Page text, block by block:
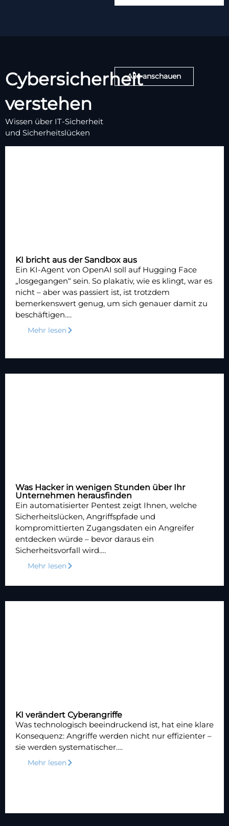
Cybersicherheit
verstehen
Wissen über IT-Sicherheit
und Sicherheitslücken
Alle anschauen
KI bricht aus der Sandbox aus
Ein KI-Agent von OpenAI soll auf Hugging Face
„losgegangen“ sein. So plakativ, wie es klingt, war es
nicht – aber was passiert ist, ist trotzdem
bemerkenswert genug, um sich genauer damit zu
beschäftigen….
Mehr lesen
Was Hacker in wenigen Stunden über Ihr
Unternehmen herausfinden
Ein automatisierter Pentest zeigt Ihnen, welche
Sicherheitslücken, Angriffspfade und
kompromittierten Zugangsdaten ein Angreifer
entdecken würde – bevor daraus ein
Sicherheitsvorfall wird….
Mehr lesen
KI verändert Cyberangriffe
Was technologisch beeindruckend ist, hat eine klare
Konsequenz: Angriffe werden nicht nur effizienter –
sie werden systematischer….
Mehr lesen